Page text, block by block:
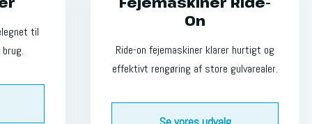
til
On
Ride-on fejemaskiner klarer hurtigt og
effektivt rengøring af store gulvarealer.